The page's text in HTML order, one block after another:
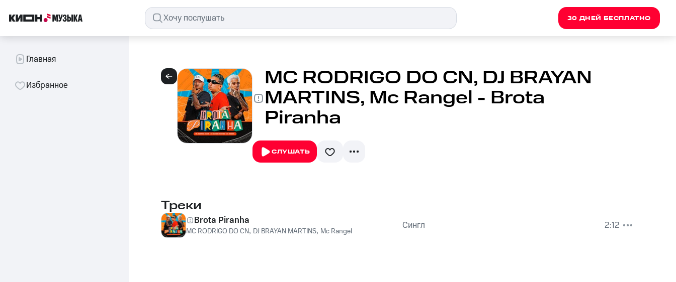
30 ДНЕЙ БЕСПЛАТНО
Главная
Избранное MC RODRIGO DO CN, DJ BRAYAN
MARTINS, Mc Rangel - Brota
Piranha
СЛУШАТЬ
Треки
Brota Piranha
MC RODRIGO DO CN, DJ BRAYAN MARTINS, Mc Rangel Сингл 2:12